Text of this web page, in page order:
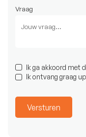
Vraag
Ik ga akkoord met
Ik ontvang graag